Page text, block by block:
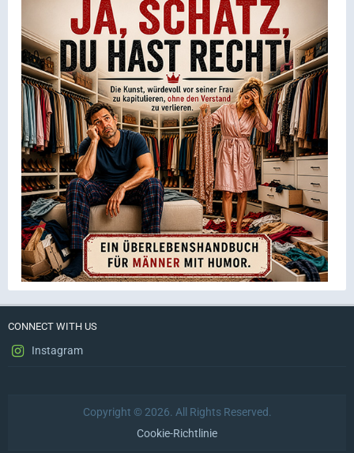
CONNECT WITH US
Instagram
Copyright © 2026. All Rights Reserved.
Cookie-Richtlinie